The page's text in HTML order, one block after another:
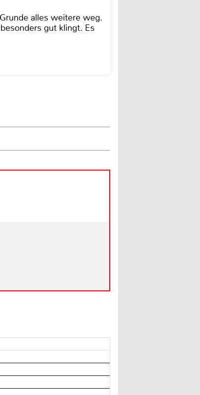
alles weitere weg.
gut klingt. Es